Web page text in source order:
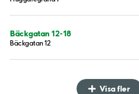
Bäckgatan 12-18
Bäckgatan 12
Visa fler